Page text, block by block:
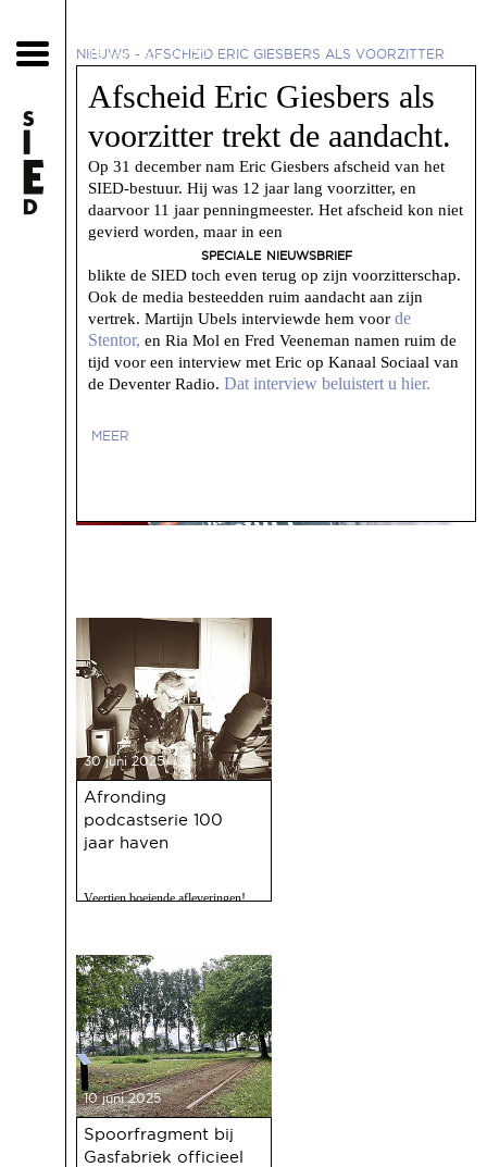
NIEUWS - AFSCHEID ERIC GIESBERS ALS VOORZITTER
13 januari 2022
Afscheid Eric Giesbers als
voorzitter trekt de aandacht.
Op 31 december nam Eric Giesbers afscheid van het
SIED-bestuur. Hij was 12 jaar lang voorzitter, en
daarvoor 11 jaar penningmeester. Het afscheid kon niet
gevierd worden, maar in een
speciale nieuwsbrief
blikte de SIED toch even terug op zijn voorzitterschap.
Ook de media besteedden ruim aandacht aan zijn
vertrek. Martijn Ubels interviewde hem voor de
Stentor, en Ria Mol en Fred Veeneman namen ruim de
tijd voor een interview met Eric op Kanaal Sociaal van
de Deventer Radio. Dat interview beluistert u hier.
MEER
30 juni 2025
Afronding
podcastserie 100
jaar haven
Veertien boeiende afleveringen!
10 juni 2025
Spoorfragment bij
Gasfabriek officieel